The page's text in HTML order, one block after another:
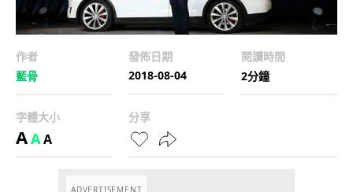
作者
藍骨
發佈日期
2018-08-04
閱讀時間
2分鐘
字體大小
AAA
分享